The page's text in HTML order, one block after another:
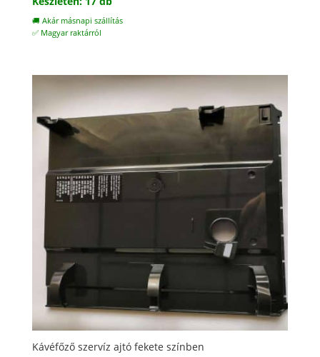
🚚 Akár másnapi szállítás
✅ Magyar raktárról
Kávéfőző szervíz ajtó fekete színben